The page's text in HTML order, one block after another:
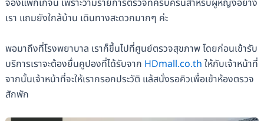
จองแพ็กเกจนี้ เพราะว่ามีรายการตรวจที่ครบครันสำหรับผู้หญิงอย่าง
เรา แถมยังใกล้บ้าน เดินทางสะดวกมากๆ ค่ะ
พอมาถึงที่โรงพยาบาล เราก็ขึ้นไปที่ศูนย์ตรวจสุขภาพ โดยก่อนเข้ารับ
บริการเราจะต้องยื่นคูปองที่ได้รับจาก HDmall.co.th ให้กับเจ้าหน้าที่
จากนั้นเจ้าหน้าที่จะให้เรากรอกประวัติ แล้สนั่งรอคิวเพื่อเข้าห้องตรวจ
สักพัก